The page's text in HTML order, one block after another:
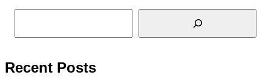
Tìm kiếm
Recent Posts